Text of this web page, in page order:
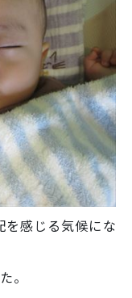
を感じる気候にな
。